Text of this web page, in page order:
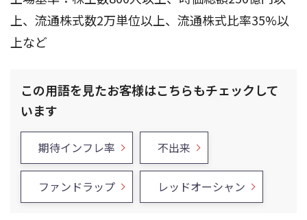
上、流通株式数2万単位以上、流通株式比率35%以
上など
この用語を見たお客様はこちらもチェックして
います
期待インフレ率 不出来
ファンドラップ レッドオーシャン